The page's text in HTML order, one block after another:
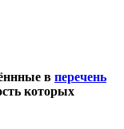
в перечень
которых